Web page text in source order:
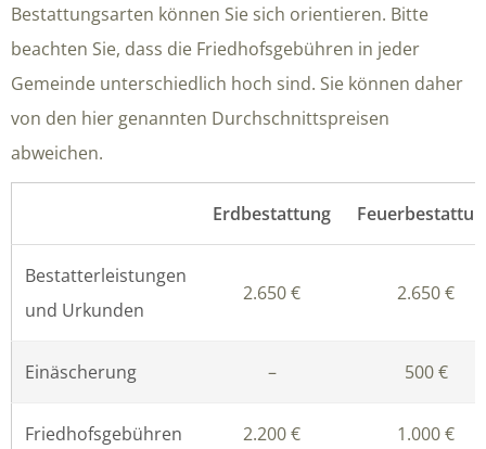
Bestattungsarten können Sie sich orientieren. Bitte
beachten Sie, dass die Friedhofsgebühren in jeder
Gemeinde unterschiedlich hoch sind. Sie können daher
von den hier genannten Durchschnittspreisen
abweichen.
Erdbestattung
Bestatterleistungen
und Urkunden
2.650 € 2.650 €
Einäscherung – 500 €
Friedhofsgebühren 2.200 € 1.000 €